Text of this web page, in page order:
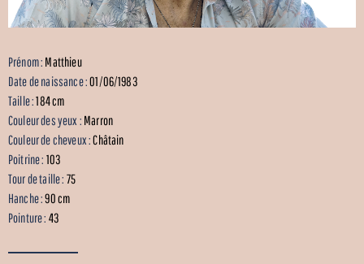
Prénom : Matthieu
Date de naissance :01/06/1983
Taille :184 cm
Couleur des yeux : Marron
Couleur de cheveux :Châtain
Poitrine : 103
Tour de taille : 75
Hanche :90 cm
Pointure : 43